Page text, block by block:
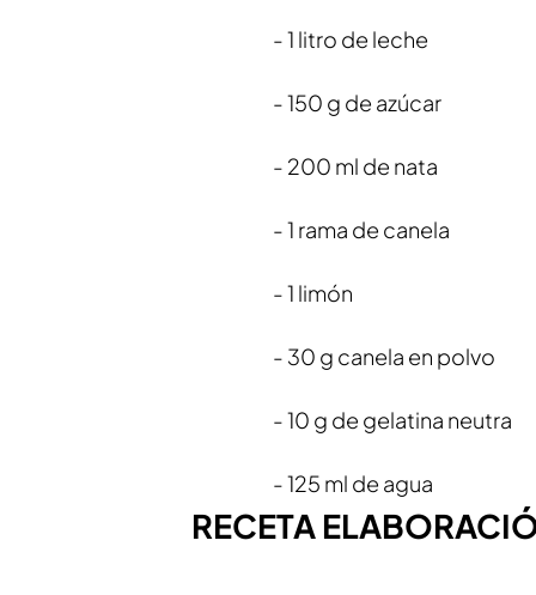
- 1 litro de leche
- 150 g de azúcar
- 200 ml de nata
- 1 rama de canela
- 1 limón
- 30 g canela en polvo
- 10 g de gelatina neutra
- 125 ml de agua
RECETA